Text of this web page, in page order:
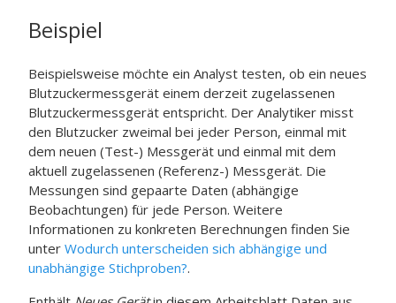
Beispiel
Beispielsweise möchte ein Analyst testen, ob ein neues
Blutzuckermessgerät einem derzeit zugelassenen
Blutzuckermessgerät entspricht. Der Analytiker misst
den Blutzucker zweimal bei jeder Person, einmal mit
dem neuen (Test-) Messgerät und einmal mit dem
aktuell zugelassenen (Referenz-) Messgerät. Die
Messungen sind gepaarte Daten (abhängige
Beobachtungen) für jede Person. Weitere
Informationen zu konkreten Berechnungen finden Sie
unter Wodurch unterscheiden sich abhängige und
unabhängige Stichproben?.